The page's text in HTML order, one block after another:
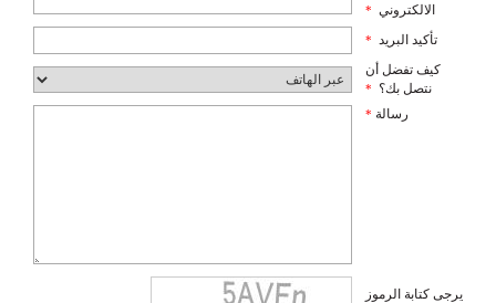
الالكتروني *
تأكيد البريد *
كيف تفضل أن
نتصل بك؟ *
رسالة *
يرجى كتابة الرموز